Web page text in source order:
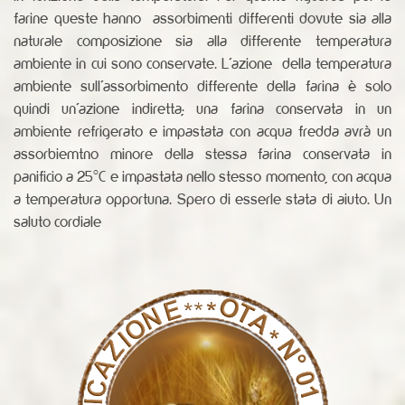
farine queste hanno assorbimenti differenti dovute sia alla
naturale composizione sia alla differente temperatura
ambiente in cui sono conservate. L'azione della temperatura
ambiente sull'assorbimento differente della farina è solo
quindi un'azione indiretta; una farina conservata in un
ambiente refrigerato e impastata con acqua fredda avrà un
assorbiemtno minore della stessa farina conservata in
panificio a 25°C e impastata nello stesso momento, con acqua
a temperatura opportuna. Spero di esserle stata di aiuto. Un
saluto cordiale